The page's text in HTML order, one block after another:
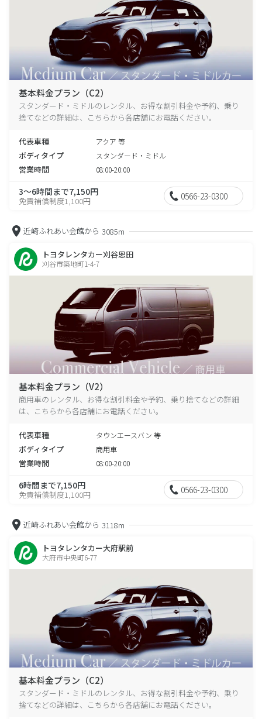
基本料金プラン（C2）
スタンダード・ミドルのレンタル、お得な割引料金や予約、乗り
捨てなどの詳細は、こちらから各店舗にお電話ください。
代表車種 アクア 等
ボディタイプ スタンダード・ミドル
営業時間 08:00-20:00
3～6時間まで7,150円
免責補償制度1,100円 0566-23-0300
近崎ふれあい会館から 3085m
トヨタレンタカー刈谷恩田
刈谷市築地町1-4-7
基本料金プラン（V2）
商用車のレンタル、お得な割引料金や予約、乗り捨てなどの詳細
は、こちらから各店舗にお電話ください。
代表車種 タウンエースバン 等
ボディタイプ 商用車
営業時間 08:00-20:00
6時間まで7,150円
免責補償制度1,100円 0566-23-0300
近崎ふれあい会館から 3118m
トヨタレンタカー大府駅前
大府市中央町6-77
基本料金プラン（C2）
スタンダード・ミドルのレンタル、お得な割引料金や予約、乗り
捨てなどの詳細は、こちらから各店舗にお電話ください。